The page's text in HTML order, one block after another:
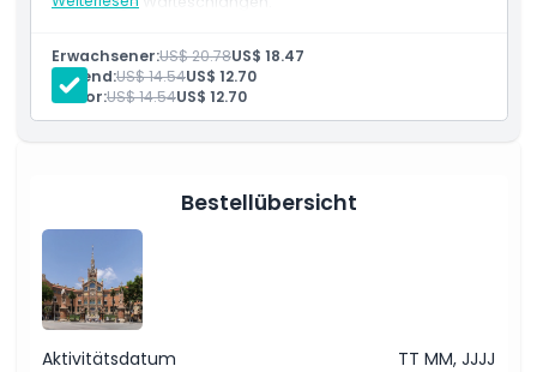
Inklusivleistungen
Richtlinie für Kinder und Erwachsene
Stornierungsbedingungen
Vorzugszugang ohne Anstehen zur Sant Pau Art
Nouveau Stätte
Erwachsener:US$ 20.78US$ 18.47
Jugend:US$ 14.54US$ 12.70
Senior:US$ 14.54US$ 12.70
Bestellübersicht
Aktivitätsdatum
TT MM, JJJJ